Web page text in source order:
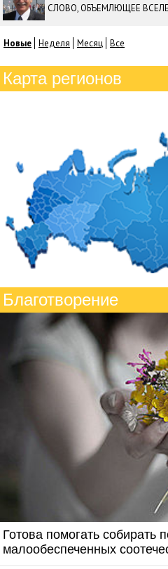
СЛОВО, ОБЪЕМЛЮЩЕЕ
Новые Неделя Месяц Все
Карта регионов
Благотворение
Готова помогать собирать
малообеспеченных